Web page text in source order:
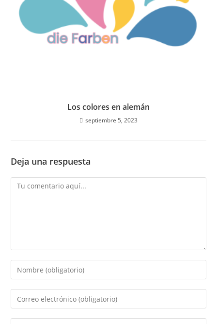
Los colores en alemán
septiembre 5, 2023
Deja una respuesta